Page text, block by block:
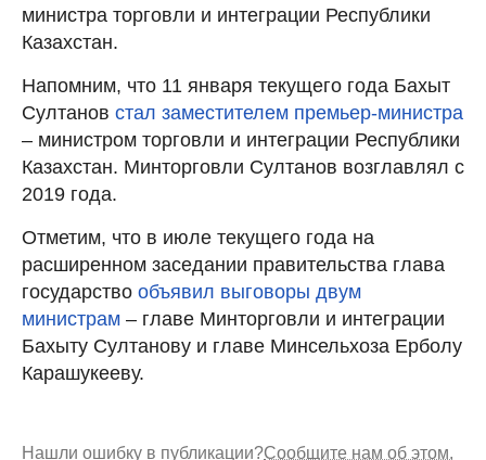
министра торговли и интеграции Республики
Казахстан.
Напомним, что 11 января текущего года Бахыт
Султанов стал заместителем премьер-министра
– министром торговли и интеграции Республики
Казахстан. Минторговли Султанов возглавлял с
2019 года.
Отметим, что в июле текущего года на
расширенном заседании правительства глава
государство объявил выговоры двум
министрам – главе Минторговли и интеграции
Бахыту Султанову и главе Минсельхоза Ерболу
Карашукееву.
Нашли ошибку в публикации?Сообщите нам об этом.